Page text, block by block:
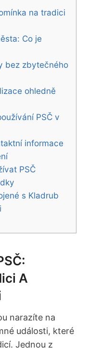
na tradici
Co je
bez zbytečného
ohledně
PSČ v
informace
PSČ
s Kladrub
A
narazíte na
události, které
Jednou z